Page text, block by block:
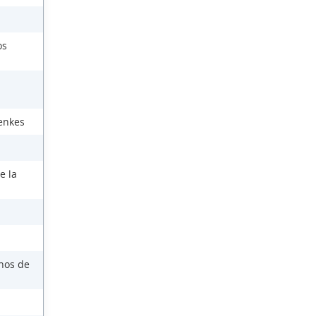
la
de